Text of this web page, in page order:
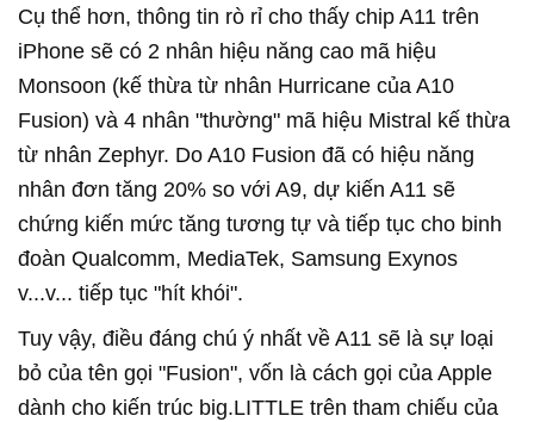
Cụ thể hơn, thông tin rò rỉ cho thấy chip A11 trên
iPhone sẽ có 2 nhân hiệu năng cao mã hiệu
Monsoon (kế thừa từ nhân Hurricane của A10
Fusion) và 4 nhân "thường" mã hiệu Mistral kế thừa
từ nhân Zephyr. Do A10 Fusion đã có hiệu năng
nhân đơn tăng 20% so với A9, dự kiến A11 sẽ
chứng kiến mức tăng tương tự và tiếp tục cho binh
đoàn Qualcomm, MediaTek, Samsung Exynos
v...v... tiếp tục "hít khói".
Tuy vậy, điều đáng chú ý nhất về A11 sẽ là sự loại
bỏ của tên gọi "Fusion", vốn là cách gọi của Apple
dành cho kiến trúc big.LITTLE trên tham chiếu của